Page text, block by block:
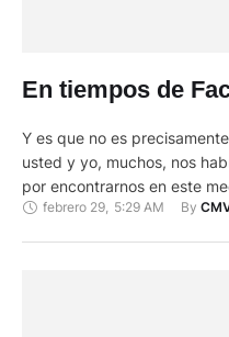
En tiempos de
Y es que no es
usted y yo, muchos, nos
por encontrarnos en este
hay vicios. El comentario es
febrero 29 5:29 AM By